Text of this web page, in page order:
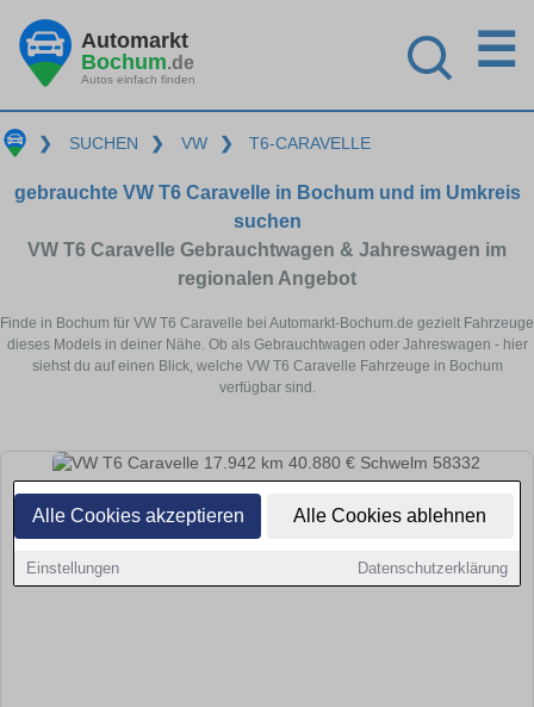
Alle Cookies akzeptieren Alle Cookies ablehnen
Einstellungen Datenschutzerklärung
Automarkt
Bochum.de
Autos einfach finden
☰
❯ SUCHEN ❯ VW ❯ T6-CARAVELLE
gebrauchte VW T6 Caravelle in Bochum und im Umkreis
suchen
VW T6 Caravelle Gebrauchtwagen & Jahreswagen im
regionalen Angebot
Finde in Bochum für VW T6 Caravelle bei Automarkt-Bochum.de gezielt Fahrzeuge
dieses Models in deiner Nähe. Ob als Gebrauchtwagen oder Jahreswagen - hier
siehst du auf einen Blick, welche VW T6 Caravelle Fahrzeuge in Bochum
verfügbar sind.